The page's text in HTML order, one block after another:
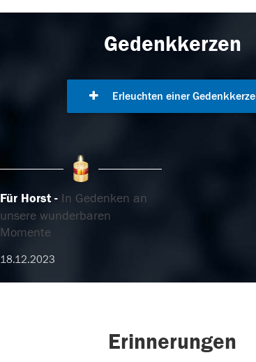
Gedenkkerzen
Erleuchten einer Gedenkkerze
Für Horst
In Gedenken an
unsere wunderbaren
Momente
18.12.2023
Erinnerungen